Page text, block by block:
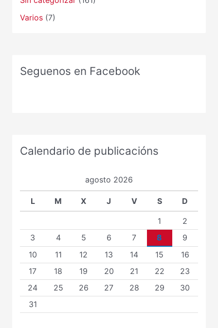
Varios(7)
Seguenos en Facebook
Calendario de publicacións
agosto 2026
L M X J V S D
1
2
3
4 5 6 7 8
9
10
11 12 13 14 15
16
17
18 19 20 21 22
23
24
25 26 27 28 29
30
31